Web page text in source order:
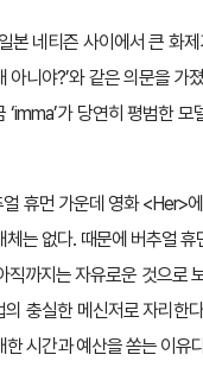
본 네티즌 사이에서 큰 화제
아니야?’와 같은 의문을 가
가 당연히 평범한 모
휴먼 가운데 영화 <Her>
체는 없다. 때문에 버추얼
직까지는 자유로운 것으로
충실한 메신저로 자리한
시간과 예산을 쏟는 이유